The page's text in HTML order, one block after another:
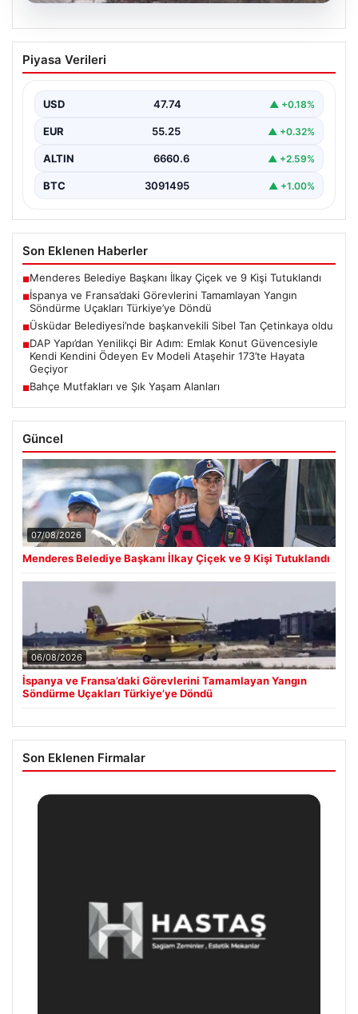
06.08.2026
İspanya ve Fransa’daki Görevlerini
Tamamlayan Yangın Söndürme Uçakları
Orman Genel Müdürlüğü tarafından yapılan açıklamada,
büyük…
Piyasa Verileri
USD 47.74 ▲ +0.18%
EUR 55.25 ▲ +0.32%
ALTIN 6660.6 ▲ +2.59%
BTC 3091495 ▲ +1.00%
Son Eklenen Haberler
■Menderes Belediye Başkanı İlkay Çiçek ve 9 Kişi Tutuklandı
■İspanya ve Fransa’daki Görevlerini Tamamlayan Yangın
Söndürme Uçakları Türkiye’ye Döndü
■Üsküdar Belediyesi’nde başkanvekili Sibel Tan Çetinkaya oldu
■DAP Yapı’dan Yenilikçi Bir Adım: Emlak Konut Güvencesiyle
Kendi Kendini Ödeyen Ev Modeli Ataşehir 173’te Hayata
Geçiyor
■Bahçe Mutfakları ve Şık Yaşam Alanları
Güncel
07/08/2026
Menderes Belediye Başkanı İlkay Çiçek ve 9 Kişi Tutuklandı
06/08/2026
İspanya ve Fransa’daki Görevlerini Tamamlayan Yangın
Söndürme Uçakları Türkiye’ye Döndü
Son Eklenen Firmalar